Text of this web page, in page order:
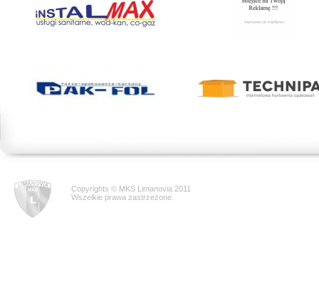
Copyrights © MKS Limanovia 2011
Wszelkie prawa zastrzeżone.